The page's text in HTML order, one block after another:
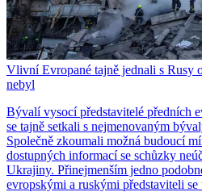
Vlivní Evropané tajně jednali s Rusy
nebyl
Bývalí vysocí představitelé předních
se tajně setkali s nejmenovaným
Společně zkoumali možná budoucí
dostupných informací se schůzky
Ukrajiny. Přinejmenším jedno
evropskými a ruskými představiteli se